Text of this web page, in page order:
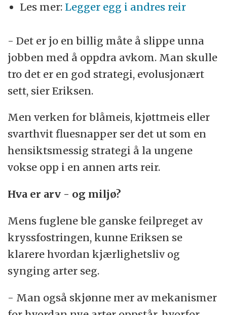
Les mer: Legger egg i andres reir
- Det er jo en billig måte å slippe unna
jobben med å oppdra avkom. Man skulle
tro det er en god strategi, evolusjonært
sett, sier Eriksen.
Men verken for blåmeis, kjøttmeis eller
svarthvit fluesnapper ser det ut som en
hensiktsmessig strategi å la ungene
vokse opp i en annen arts reir.
Hva er arv - og miljø?
Mens fuglene ble ganske feilpreget av
kryssfostringen, kunne Eriksen se
klarere hvordan kjærlighetsliv og
synging arter seg.
- Man også skjønne mer av mekanismer